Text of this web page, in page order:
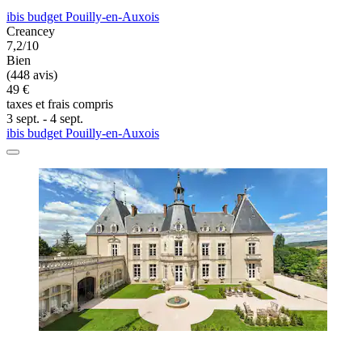
ibis budget Pouilly-en-Auxois
Creancey
7,2/10
Bien
(448 avis)
49 €
taxes et frais compris
3 sept. - 4 sept.
ibis budget Pouilly-en-Auxois